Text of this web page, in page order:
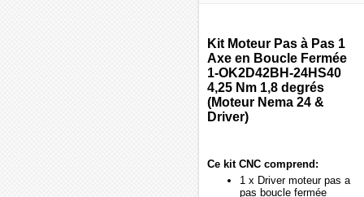
Kit Moteur Pas à Pas 1
Axe en Boucle Fermée
1-OK2D42BH-24HS40
4,25 Nm 1,8 degrés
(Moteur Nema 24 &
Driver)
Ce kit CNC comprend:
1 x Driver moteur pas a
pas boucle fermée